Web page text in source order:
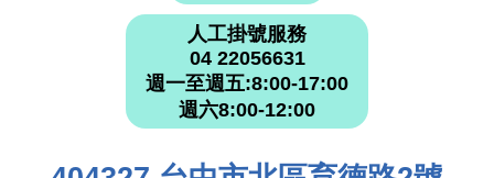
人工掛號服務
04 22056631
週一至週五:8:00-17:00
週六8:00-12:00